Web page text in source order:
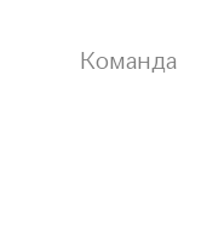
Команда